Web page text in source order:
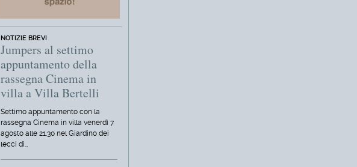
NOTIZIE BREVI
Jumpers al settimo
appuntamento della
rassegna Cinema in
villa a Villa Bertelli
Settimo appuntamento con la
rassegna Cinema in villa venerdì 7
agosto alle 21.30 nel Giardino dei
lecci di…